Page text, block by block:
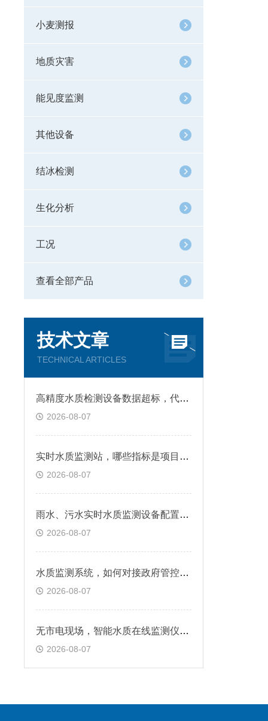
小麦测报
地质灾害
能见度监测
其他设备
结冰检测
生化分析
工况
查看全部产品
技术文章
TECHNICAL ARTICLES
高精度水质检测设备数据超标，代表什么情况
2026-08-07
实时水质监测站，哪些指标是项目常选参数
2026-08-07
雨水、污水实时水质监测设备配置有什么不同
2026-08-07
水质监测系统，如何对接政府管控平台
2026-08-07
无市电现场，智能水质在线监测仪供电怎么解决
2026-08-07